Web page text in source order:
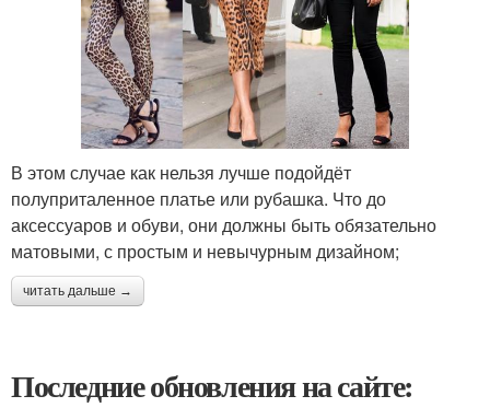
В этом случае как нельзя лучше подойдёт
полуприталенное платье или рубашка. Что до
аксессуаров и обуви, они должны быть обязательно
матовыми, с простым и невычурным дизайном;
читать дальше →
Последние обновления на сайте: